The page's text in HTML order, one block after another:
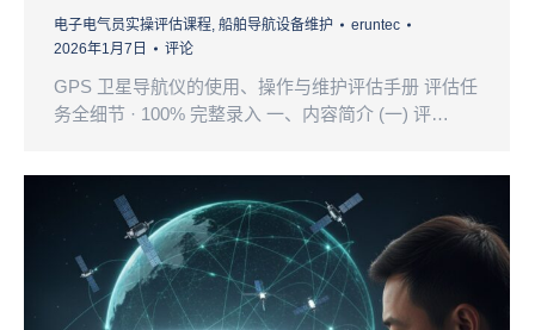
电子电气员实操评估课程, 船舶导航设备维护
eruntec
2026年1月7日
评论
GPS 卫星导航仪的使用、操作与维护评估手册 评估任
务全细节 · 100% 完整录入 一、内容简介 (一) 评…